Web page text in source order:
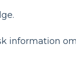
information